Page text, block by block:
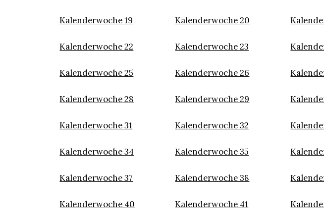
Kalenderwoche 19 Kalenderwoche 20
Kalenderwoche 22 Kalenderwoche 23
Kalenderwoche 25 Kalenderwoche 26
Kalenderwoche 28 Kalenderwoche 29
Kalenderwoche 31 Kalenderwoche 32
Kalenderwoche 34 Kalenderwoche 35
Kalenderwoche 37 Kalenderwoche 38
Kalenderwoche 40 Kalenderwoche 41